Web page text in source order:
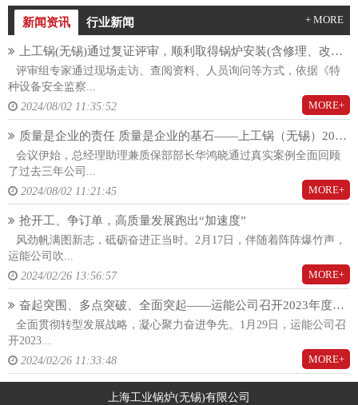
新闻资讯 行业新闻 + MORE
上工锅(无锡)通过复证评审，顺利取得锅炉安装(含修理、改造)(A)许可证！
评审组专家通过现场走访、查阅资料、人员询问等方式，依据《特
种设备安全监察...
2024/08/02 11:35:52
MORE+
质量是企业的责任 质量是企业的基石——上工锅（无锡）2024年度质量大会隆重召开
会议伊始，总经理助理兼质保部部长华鸿晓通过真实案例全面回顾
了过去三年公司...
2024/08/02 11:21:45
MORE+
抢开工、争订单，高质量发展跑出“加速度”
风劲帆满图新志，砥砺奋进正当时。2月17日，伴随着阵阵爆竹声，
运能公司吹...
2024/02/26 13:56:57
MORE+
奋起突围、多点突破、全面突起——运能公司召开2023年度总结暨2024年度工作动员大会
全面贯彻转型发展战略，凝心聚力奋进争先。1月29日，运能公司召
开2023...
2024/02/26 11:33:48
MORE+
上海工业锅炉(无锡)有限公司